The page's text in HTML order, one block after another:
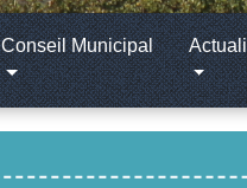
Conseil Municipal